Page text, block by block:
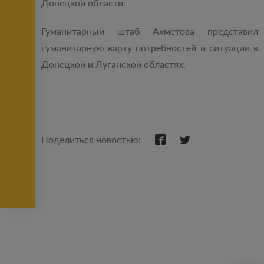
Донецкой области.
Гуманитарный штаб Ахметова представил
гуманитарную карту потребностей и ситуации в
Донецкой и Луганской областях.
Поделиться новостью: